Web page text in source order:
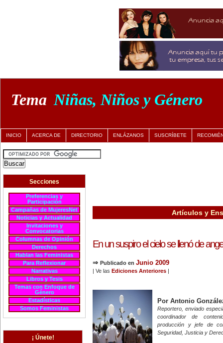
Tema Niñas, Niños y Género
INICIO ACERCA DE DIRECTORIO ENLÁZANOS SUSCRÍBETE
Secciones
Preferencias y
Participación
Campañas de MujeresNet
Noticias y Actualidad
Invitaciones y
Convocatorias
Columnas de Opinión
Derechos
Hablan las Feministas
Para Reflexionar
Narrativas
Libros y Tesis
Temas con Enfoque de
Género
Estadísticas
Somos Feministas
¡ Únete!
Artículos y
En un suspiro el cielo se llenó de
⇒ Publicado en Junio 2009
| Ve las Ediciones Anteriores |
Por Antonio
Reportero, enviado
coordinador de
producción y jefe de
Seguridad, Justicia y